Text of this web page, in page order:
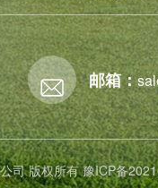
邮箱：
司 版权所有豫ICP备